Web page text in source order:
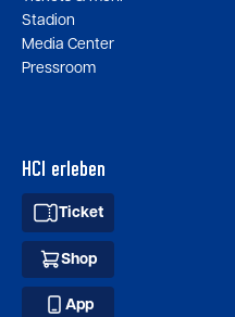
Stadion
Media Center
Pressroom
HCI erleben
Ticket
Shop
App